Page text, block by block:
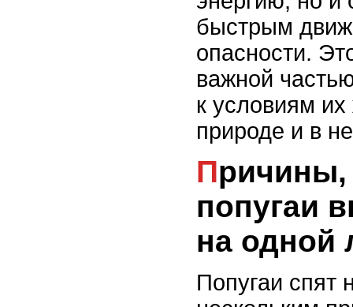
быстрым
опасности.
важной
к условиям
природе и в
Причины, по которым
попугаи
на одной
Попугаи спят